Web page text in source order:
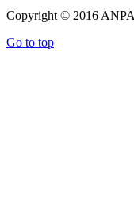
Copyright © 2016
Go to top